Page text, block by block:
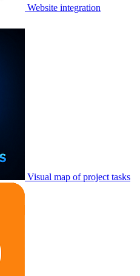
Website integration
Visual map of project tasks